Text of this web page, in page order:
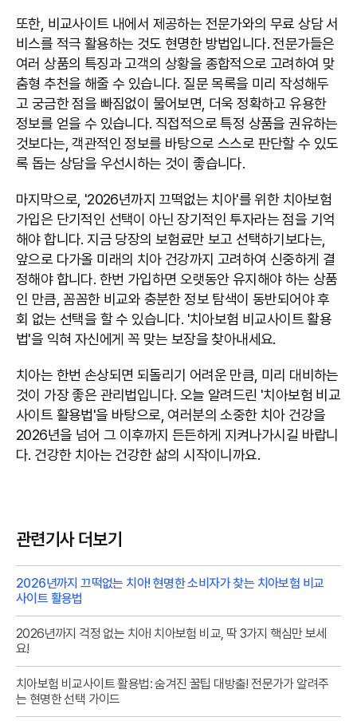
또한, 비교사이트 내에서 제공하는 전문가와의 무료 상담 서
비스를 적극 활용하는 것도 현명한 방법입니다. 전문가들은
여러 상품의 특징과 고객의 상황을 종합적으로 고려하여 맞
춤형 추천을 해줄 수 있습니다. 질문 목록을 미리 작성해두
고 궁금한 점을 빠짐없이 물어보면, 더욱 정확하고 유용한
정보를 얻을 수 있습니다. 직접적으로 특정 상품을 권유하는
것보다는, 객관적인 정보를 바탕으로 스스로 판단할 수 있도
록 돕는 상담을 우선시하는 것이 좋습니다.
마지막으로, '2026년까지 끄떡없는 치아'를 위한 치아보험
가입은 단기적인 선택이 아닌 장기적인 투자라는 점을 기억
해야 합니다. 지금 당장의 보험료만 보고 선택하기보다는,
앞으로 다가올 미래의 치아 건강까지 고려하여 신중하게 결
정해야 합니다. 한번 가입하면 오랫동안 유지해야 하는 상품
인 만큼, 꼼꼼한 비교와 충분한 정보 탐색이 동반되어야 후
회 없는 선택을 할 수 있습니다. '치아보험 비교사이트 활용
법'을 익혀 자신에게 꼭 맞는 보장을 찾아내세요.
치아는 한번 손상되면 되돌리기 어려운 만큼, 미리 대비하는
것이 가장 좋은 관리법입니다. 오늘 알려드린 '치아보험 비교
사이트 활용법'을 바탕으로, 여러분의 소중한 치아 건강을
2026년을 넘어 그 이후까지 든든하게 지켜나가시길 바랍니
다. 건강한 치아는 건강한 삶의 시작이니까요.
관련기사 더보기
2026년까지 끄떡없는 치아! 현명한 소비자가 찾는 치아보험 비교
사이트 활용법
2026년까지 걱정 없는 치아! 치아보험 비교, 딱 3가지 핵심만 보세
요!
치아보험 비교사이트 활용법: 숨겨진 꿀팁 대방출! 전문가가 알려주
는 현명한 선택 가이드